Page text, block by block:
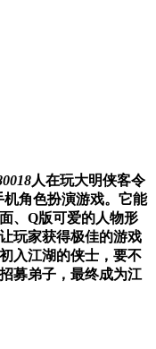
人在玩大明侠客令
角色扮演游戏。它能
、Q版可爱的人物形
玩家获得极佳的游戏
入江湖的侠士，要不
募弟子，最终成为江